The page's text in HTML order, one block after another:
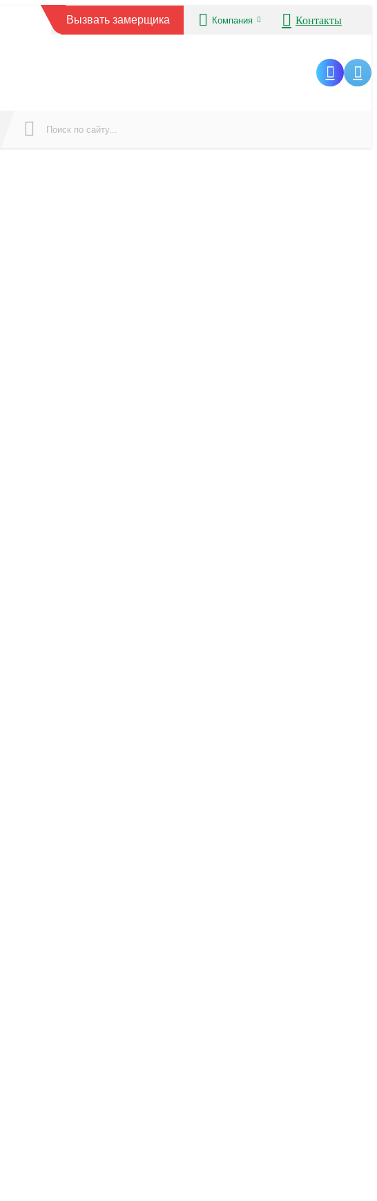
Вызвать замерщика Компания Контакты